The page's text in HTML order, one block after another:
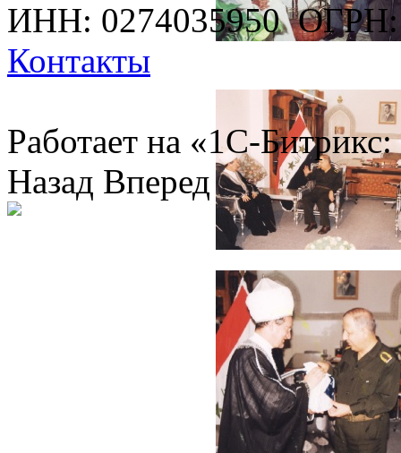
ИНН: 0274035950ОГРН:
Контакты
Работает на «1С-
Назад Вперед